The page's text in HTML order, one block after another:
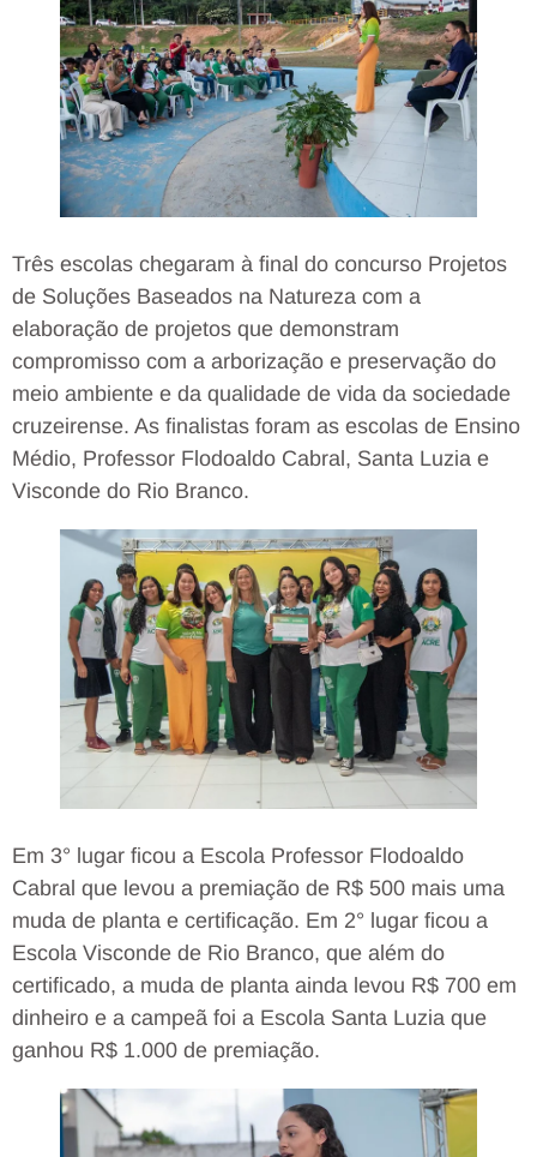
Três escolas chegaram à final do concurso Projetos
de Soluções Baseados na Natureza com a
elaboração de projetos que demonstram
compromisso com a arborização e preservação do
meio ambiente e da qualidade de vida da sociedade
cruzeirense. As finalistas foram as escolas de Ensino
Médio, Professor Flodoaldo Cabral, Santa Luzia e
Visconde do Rio Branco.
Em 3° lugar ficou a Escola Professor Flodoaldo
Cabral que levou a premiação de R$ 500 mais uma
muda de planta e certificação. Em 2° lugar ficou a
Escola Visconde de Rio Branco, que além do
certificado, a muda de planta ainda levou R$ 700 em
dinheiro e a campeã foi a Escola Santa Luzia que
ganhou R$ 1.000 de premiação.